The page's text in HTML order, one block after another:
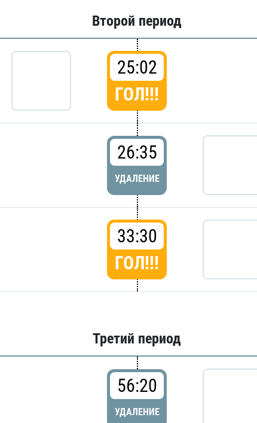
Второй период
25:02
ГОЛ!!!
26:35
УДАЛЕНИЕ
33:30
ГОЛ!!!
Третий период
56:20
УДАЛЕНИЕ